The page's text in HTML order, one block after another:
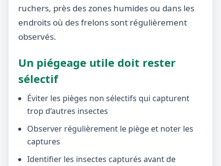
ruchers, près des zones humides ou dans les
endroits où des frelons sont régulièrement
observés.
Un piégeage utile doit rester
sélectif
Éviter les pièges non sélectifs qui capturent
trop d’autres insectes
Observer régulièrement le piège et noter les
captures
Identifier les insectes capturés avant de